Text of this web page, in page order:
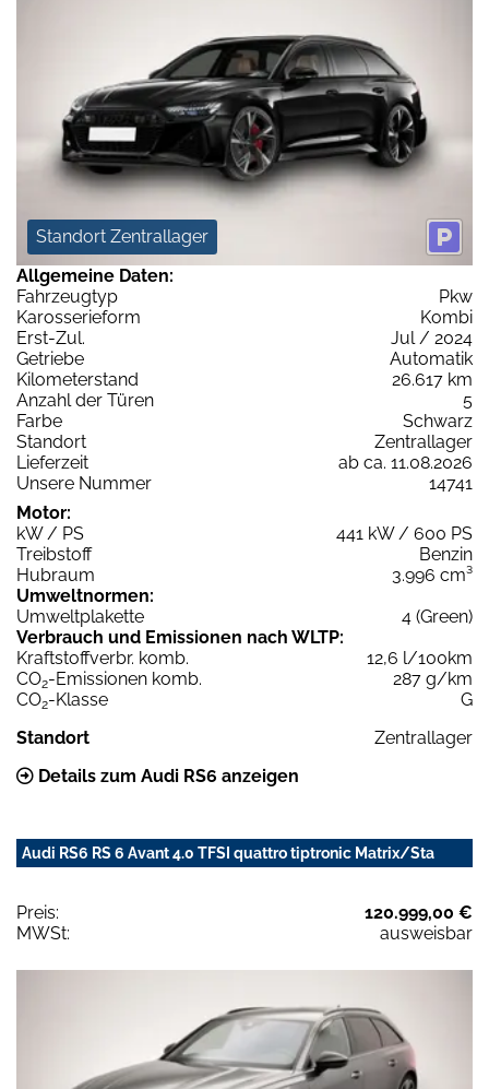
Standort Zentrallager
Allgemeine Daten:
Fahrzeugtyp
Pkw
Karosserieform
Kombi
Erst-Zul.
Jul / 2024
Getriebe
Automatik
Kilometerstand
26.617 km
Anzahl der Türen
5
Farbe
Schwarz
Standort
Zentrallager
Lieferzeit
ab ca. 11.08.2026
Unsere Nummer
14741
Motor:
kW / PS
441 kW / 600 PS
Treibstoff
Benzin
Hubraum
3.996 cm³
Umweltnormen:
Umweltplakette
4 (Green)
Verbrauch und Emissionen nach WLTP:
Kraftstoffverbr. komb.
12,6 l/100km
CO2-Emissionen komb.
287 g/km
CO2-Klasse
G
Standort
Zentrallager
Details zum Audi RS6 anzeigen
Audi RS6 RS 6 Avant 4.0 TFSI quattro tiptronic Matrix/Sta
Preis:
120.999,00 €
MWSt:
ausweisbar